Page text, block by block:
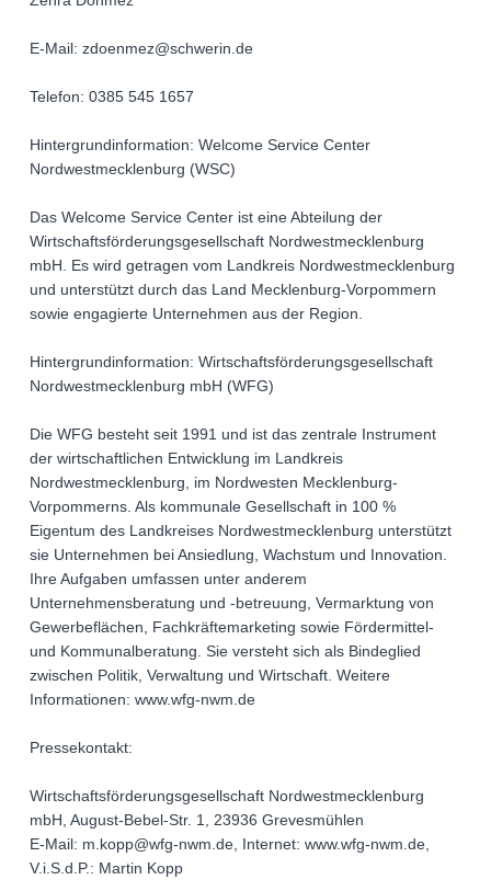
E-Mail: zdoenmez@schwerin.de
Telefon: 0385 545 1657
Hintergrundinformation: Welcome Service Center
Nordwestmecklenburg (WSC)
Das Welcome Service Center ist eine Abteilung der
Wirtschaftsförderungsgesellschaft Nordwestmecklenburg
mbH. Es wird getragen vom Landkreis Nordwestmecklenburg
und unterstützt durch das Land Mecklenburg-Vorpommern
sowie engagierte Unternehmen aus der Region.
Hintergrundinformation: Wirtschaftsförderungsgesellschaft
Nordwestmecklenburg mbH (WFG)
Die WFG besteht seit 1991 und ist das zentrale Instrument
der wirtschaftlichen Entwicklung im Landkreis
Nordwestmecklenburg, im Nordwesten Mecklenburg-
Vorpommerns. Als kommunale Gesellschaft in 100 %
Eigentum des Landkreises Nordwestmecklenburg unterstützt
sie Unternehmen bei Ansiedlung, Wachstum und Innovation.
Ihre Aufgaben umfassen unter anderem
Unternehmensberatung und -betreuung, Vermarktung von
Gewerbeflächen, Fachkräftemarketing sowie Fördermittel-
und Kommunalberatung. Sie versteht sich als Bindeglied
zwischen Politik, Verwaltung und Wirtschaft. Weitere
Informationen: www.wfg-nwm.de
Pressekontakt:
Wirtschaftsförderungsgesellschaft Nordwestmecklenburg
mbH, August-Bebel-Str. 1, 23936 Grevesmühlen
E-Mail: m.kopp@wfg-nwm.de, Internet: www.wfg-nwm.de,
V.i.S.d.P.: Martin Kopp